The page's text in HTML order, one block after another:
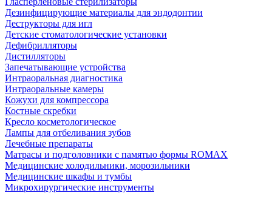
Дезинфицирующие материалы для эндодонтии
Деструкторы для игл
Детские стоматологические установки
Дефибрилляторы
Дистилляторы
Запечатывающие устройства
Интраоральная диагностика
Интраоральные камеры
Кожухи для компрессора
Костные скребки
Кресло косметологическое
Лампы для отбеливания зубов
Лечебные препараты
Матрасы и подголовники с памятью формы ROMAX
Медицинские холодильники, морозильники
Медицинские шкафы и тумбы
Микрохирургические инструменты